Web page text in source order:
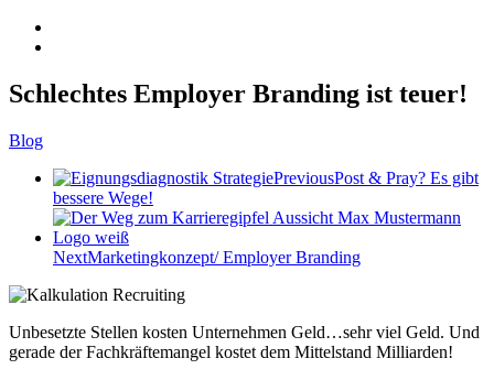
Schlechtes Employer Branding ist teuer!
Blog
PreviousPost & Pray? Es gibt
bessere Wege!
NextMarketingkonzept/ Employer Branding
Unbesetzte Stellen kosten Unternehmen Geld…sehr viel Geld. Und
gerade der Fachkräftemangel kostet dem Mittelstand Milliarden!